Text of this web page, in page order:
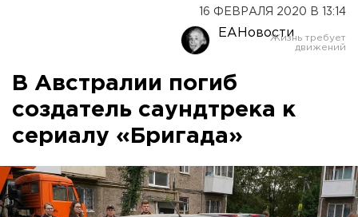
16 ФЕВРАЛЯ 2020 В 13:14
ЕАНовости
В Австралии погиб
создатель саундтрека к
сериалу «Бригада»